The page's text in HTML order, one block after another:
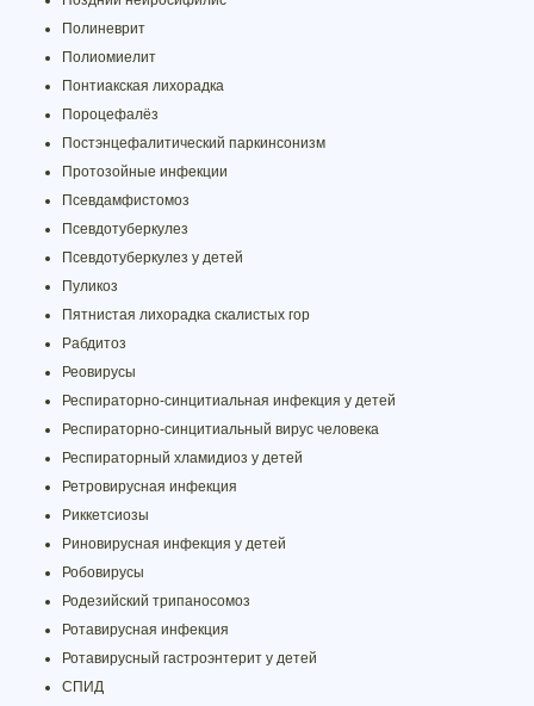
Полиневрит
Полиомиелит
Понтиакская лихорадка
Пороцефалёз
Постэнцефалитический паркинсонизм
Протозойные инфекции
Псевдамфистомоз
Псевдотуберкулез
Псевдотуберкулез у детей
Пуликоз
Пятнистая лихорадка скалистых гор
Рабдитоз
Реовирусы
Респираторно-синцитиальная инфекция у детей
Респираторно-синцитиальный вирус человека
Респираторный хламидиоз у детей
Ретровирусная инфекция
Риккетсиозы
Риновирусная инфекция у детей
Робовирусы
Родезийский трипаносомоз
Ротавирусная инфекция
Ротавирусный гастроэнтерит у детей
СПИД